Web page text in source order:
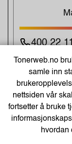
400 22
Tonerweb.no
samle inn
nettsiden vår
fortsetter å bruke
hvordan